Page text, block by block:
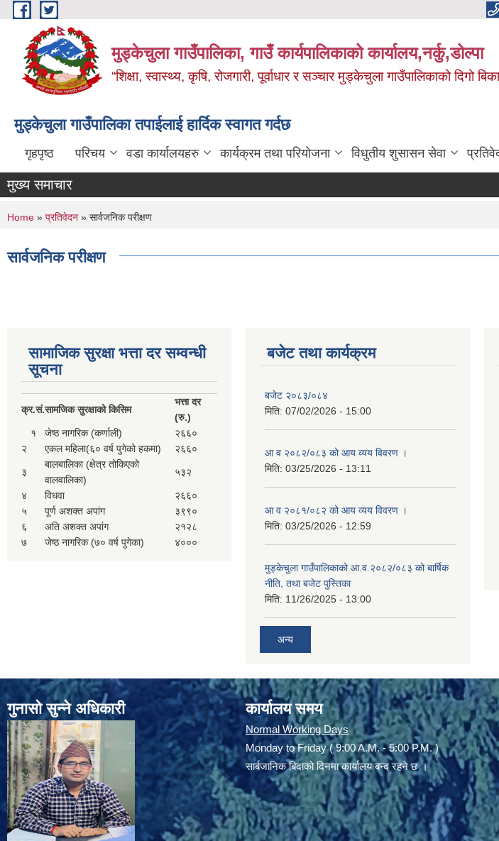
Skip to main content
मुड्केचुला गाउँपालिका, गाउँ कार्यपालिकाको कार्यालय,नर्कु,डोल्पा
“शिक्षा, स्वास्थ्य, कृषि, रोजगारी, पूर्वाधार र सञ्चार मुड्केचुला गाउँपालिकाको दिगो
मुड्केचुला गाउँपालिका तपाईलाई हार्दिक स्वागत गर्दछ
गृहपृष्ठ परिचय वडा कार्यालयहरु कार्यक्रम तथा परियोजना विधुतीय शुसासन सेवा
मुख्य समाचार
You are here
Home » प्रतिवेदन » सार्वजनिक परीक्षण
सार्वजनिक परीक्षण
सामाजिक सुरक्षा भत्ता दर सम्वन्धी
सूचना
क्र.सं.सामजिक सुरक्षाको किसिम
भत्ता दर
(रु.)
१
जेष्ठ नागरिक (कर्णाली)
२६६०
२
एकल महिला(६० वर्ष पुगेको हकमा) २६६०
३
बालबालिका (क्षेत्र तोकिएको
वालवालिका)
५३२
४ विधवा
२६६०
५
पूर्ण अशक्त अपांग
३९९०
६
अति अशक्त अपांग
२१२८
७
जेष्ठ नागरिक (७० वर्ष पुगेका) ४०००
बजेट तथा कार्यक्रम
बजेट २०८३/०८४
मिति: 07/02/2026 - 15:00
आ व २०८२/०८३ को आय व्यय विवरण ।
मिति: 03/25/2026 - 13:11
आ व २०८१/०८२ को आय व्यय विवरण ।
मिति: 03/25/2026 - 12:59
मुड्केचुला गाउँपालिकाको आ.व.२०८२/०८३ को बार्षिक
नीति, तथा बजेट पुस्तिका
मिति: 11/26/2025 - 13:00
अन्य
गुनासो सुन्ने अधिकारी कार्यालय समय
Normal Working Days
Monday to Friday ( 9:00 A.M. - 5:00 P.M. )
सार्बजानिक बिदाको दिनमा कार्यालय बन्द रहने छ ।